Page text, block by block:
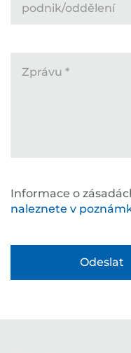
podnik/oddělení
Zprávu *
Informace o
naleznete v